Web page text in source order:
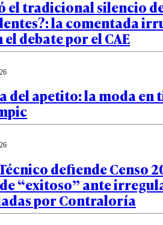
el tradicional silencio
la comentada
debate por el CAE
del apetito: la moda en
defiende Censo
“exitoso” ante
por Contraloría